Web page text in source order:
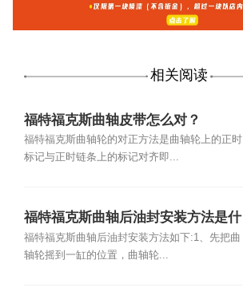
相关阅读
福特福克斯曲轴皮带怎么对？
福特福克斯曲轴轮的对正方法是曲轴轮上的正时
标记与正时链条上的标记对齐即...
福特福克斯曲轴后油封安装方法是什
么？
福特福克斯曲轴后油封安装方法如下:1、先把曲
轴轮摇到一缸的位置，曲轴轮...